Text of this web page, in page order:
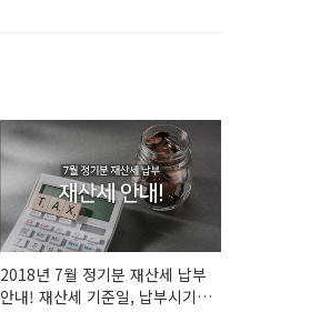
2018년 7월 정기분 재산세 납부
안내! 재산세 기준일, 납부시기